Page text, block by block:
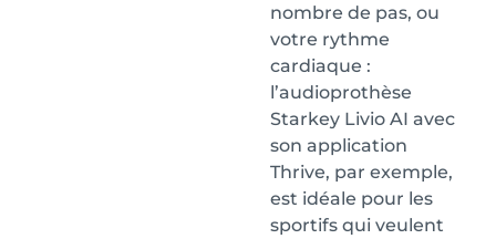
nombre de pas, ou
votre rythme
cardiaque :
l’audioprothèse
Starkey Livio AI avec
son application
Thrive, par exemple,
est idéale pour les
sportifs qui veulent